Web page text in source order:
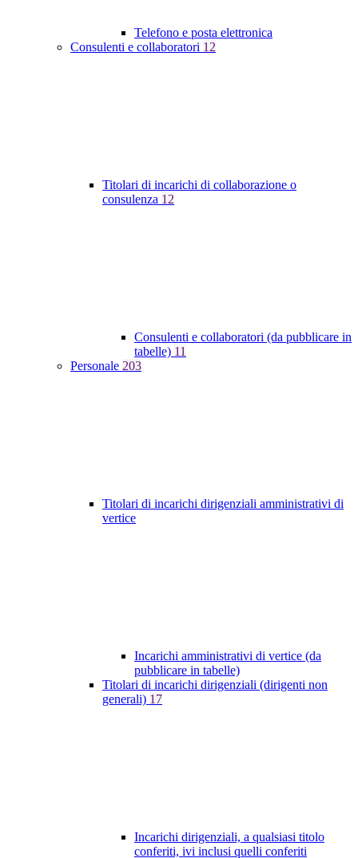
Telefono e posta elettronica
Consulenti e collaboratori 12
Titolari di incarichi di collaborazione o
consulenza 12
Consulenti e collaboratori (da pubblicare in
tabelle) 11
Personale 203
Titolari di incarichi dirigenziali amministrativi di
vertice
Incarichi amministrativi di vertice (da
pubblicare in tabelle)
Titolari di incarichi dirigenziali (dirigenti non
generali) 17
Incarichi dirigenziali, a qualsiasi titolo
conferiti, ivi inclusi quelli conferiti